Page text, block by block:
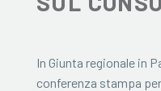
In Giunta regionale in
conferenza stampa